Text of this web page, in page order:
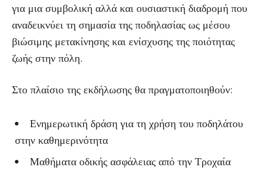
για μια συμβολική αλλά και ουσιαστική διαδρομή που
αναδεικνύει τη σημασία της ποδηλασίας ως μέσου
βιώσιμης μετακίνησης και ενίσχυσης της ποιότητας
ζωής στην πόλη.
Στο πλαίσιο της εκδήλωσης θα πραγματοποιηθούν:
Ενημερωτική δράση για τη χρήση του ποδηλάτου
στην καθημερινότητα
Μαθήματα οδικής ασφάλειας από την Τροχαία